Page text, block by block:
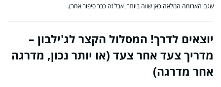
שגם הארוחה המלאה כאן שווה ביותר, אבל זה כבר סיפור אחר).
יוצאים לדרך! המסלול הקצר לג'ילבון –
מדריך צעד אחר צעד (או יותר נכון, מדרגה
אחר מדרגה)